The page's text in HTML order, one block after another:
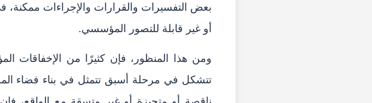
بعض التفسيرات والقرارات والإجراءات
أو غير قابلة للتصور المؤسسي.
ومن هذا المنظور، فإن كثيرًا من الإخفاقات
تتشكل في مرحلة أسبق تتمثل في بناء فضاء